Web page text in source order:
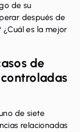
de su
después de
es la mejor
de
de siete
relacionadas